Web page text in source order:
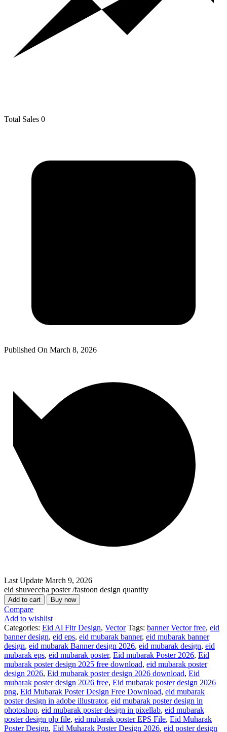
Total Sales 0
Published On March 8, 2026
Last Update March 9, 2026
eid shuveccha poster /fastoon design quantity
Add to cart Buy now
Compare
Add to wishlist
Categories: Eid Al Fitr Design, Vector Tags: banner Vector free, eid
banner design, eid eps, eid mubarak banner, eid mubarak banner
design, eid mubarak Banner design 2026, eid mubarak design, eid
mubarak eps, eid mubarak poster, Eid mubarak Poster 2026, Eid
mubarak poster design 2025 free download, eid mubarak poster
design 2026, Eid mubarak poster design 2026 download, Eid
mubarak poster design 2026 free, Eid mubarak poster design 2026
png, Eid Mubarak Poster Design Free Download, eid mubarak
poster design in adobe illustrator, eid mubarak poster design in
photoshop, eid mubarak poster design in pixellab, eid mubarak
poster design plp file, eid mubarak poster EPS File, Eid Muharak
Poster Design, Eid Muharak Poster Design 2026, eid poster design